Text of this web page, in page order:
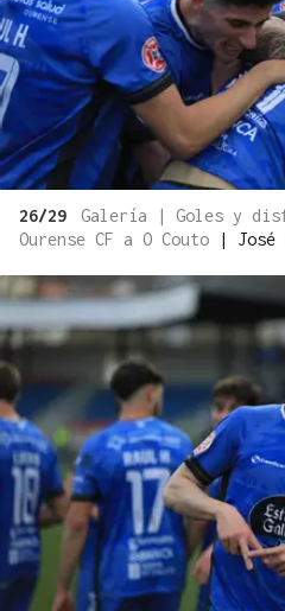
26/29
Galería | Goles y
Ourense CF a O Couto
| José